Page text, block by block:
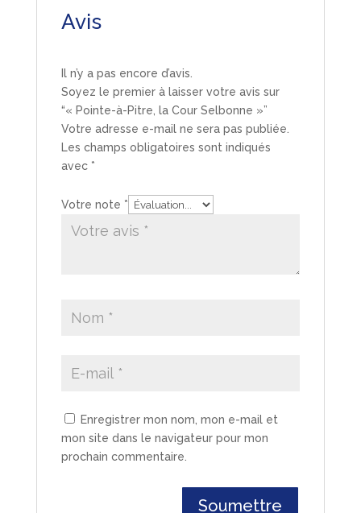
Avis
Il n’y a pas encore d’avis.
Soyez le premier à laisser votre avis sur
“« Pointe-à-Pitre, la Cour Selbonne »”
Votre adresse e-mail ne sera pas publiée.
Les champs obligatoires sont indiqués
avec *
Votre note *
Enregistrer mon nom, mon e-mail et
mon site dans le navigateur pour mon
prochain commentaire.